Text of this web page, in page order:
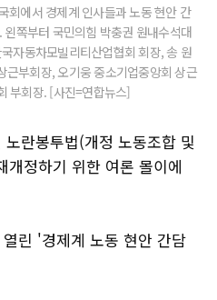
회에서 경제계 인사들과 노동 현안 간
쪽부터 국민의힘 박충권 원내수석대
자동차모빌리티산업협회 회장, 송 원
근부회장, 오기웅 중소기업중앙회 상근
부회장. [사진=연합뉴스]
란봉투법(개정 노동조합 및
개정하기 위한 여론 몰이에
린 '경제계 노동 현안 간담